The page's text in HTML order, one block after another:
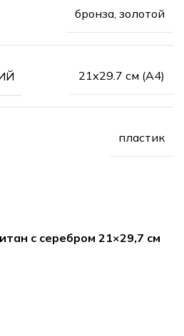
бронза, золотой
21х29.7 см (А4)
пластик
с серебром 21×29,7 см